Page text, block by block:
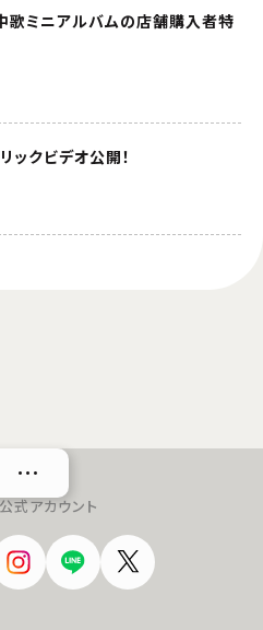
歌ミニアルバムの店舗購入者特
ックビデオ公開！
…
アカウント